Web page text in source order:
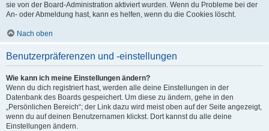
sie von der Board-Administration aktiviert wurden. Wenn du Probleme bei der
An- oder Abmeldung hast, kann es helfen, wenn du die Cookies löscht.
Nach oben
Benutzerpräferenzen und -einstellungen
Wie kann ich meine Einstellungen ändern?
Wenn du dich registriert hast, werden alle deine Einstellungen in der
Datenbank des Boards gespeichert. Um diese zu ändern, gehe in den
„Persönlichen Bereich“; der Link dazu wird meist oben auf der Seite angezeigt,
wenn du auf deinen Benutzernamen klickst. Dort kannst du alle deine
Einstellungen ändern.